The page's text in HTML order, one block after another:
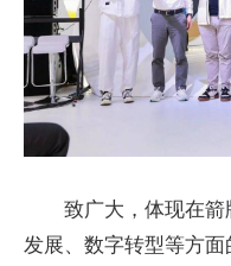
致广大，体现在
发展、数字转型等方面